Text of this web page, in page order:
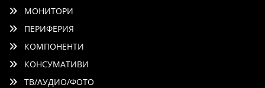
МОНИТОРИ
ПЕРИФЕРИЯ
КОМПОНЕНТИ
КОНСУМАТИВИ
ТВ/АУДИО/ФОТО